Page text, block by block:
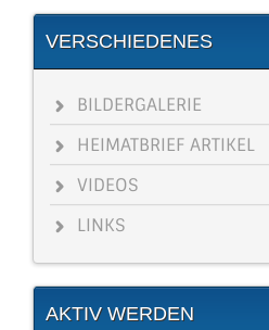
VERSCHIEDENES
BILDERGALERIE
HEIMATBRIEF ARTIKEL
VIDEOS
LINKS
AKTIV WERDEN